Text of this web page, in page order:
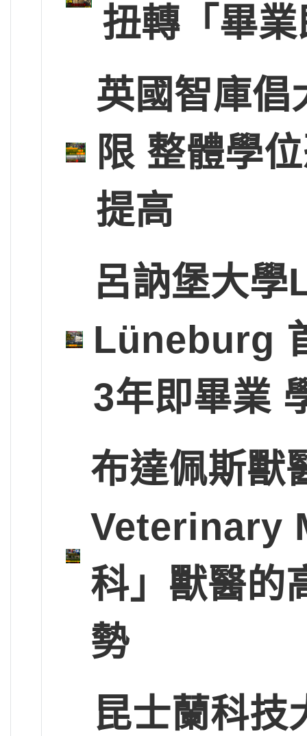
扭轉「畢
英國智庫倡
限 整體學
提高
呂訥堡大
Lüneburg
3年即畢業
布達佩斯
Veterinary
科」獸醫的
勢
昆士蘭科